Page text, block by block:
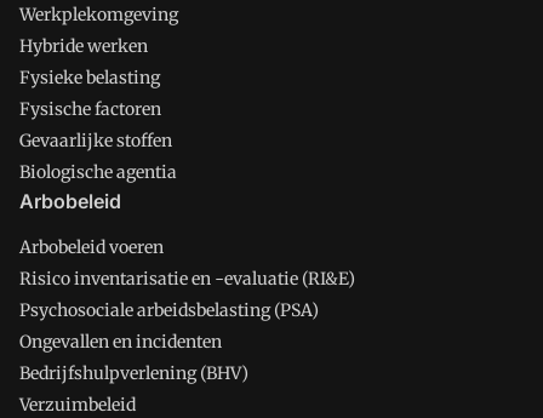
Werkplekomgeving
Hybride werken
Fysieke belasting
Fysische factoren
Gevaarlijke stoffen
Biologische agentia
Arbobeleid
Arbobeleid voeren
Risico inventarisatie en -evaluatie (RI&E)
Psychosociale arbeidsbelasting (PSA)
Ongevallen en incidenten
Bedrijfshulpverlening (BHV)
Verzuimbeleid